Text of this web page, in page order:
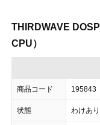
THIRDWAVE
CPU）
商品コード 195843
状態 わけあ